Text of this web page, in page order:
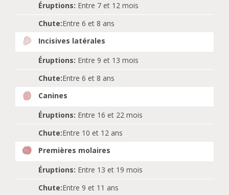
Éruptions: Entre 7 et 12 mois
Chute:Entre 6 et 8 ans
Incisives latérales
Éruptions: Entre 9 et 13 mois
Chute:Entre 6 et 8 ans
Canines
Éruptions: Entre 16 et 22 mois
Chute:Entre 10 et 12 ans
Premières molaires
Éruptions: Entre 13 et 19 mois
Chute:Entre 9 et 11 ans